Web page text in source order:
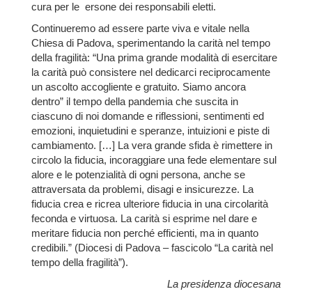
cura per le ersone dei responsabili eletti.
Continueremo ad essere parte viva e vitale nella
Chiesa di Padova, sperimentando la carità nel tempo
della fragilità: “Una prima grande modalità di esercitare
la carità può consistere nel dedicarci reciprocamente
un ascolto accogliente e gratuito. Siamo ancora
dentro” il tempo della pandemia che suscita in
ciascuno di noi domande e riflessioni, sentimenti ed
emozioni, inquietudini e speranze, intuizioni e piste di
cambiamento. […] La vera grande sfida è rimettere in
circolo la fiducia, incoraggiare una fede elementare sul
alore e le potenzialità di ogni persona, anche se
attraversata da problemi, disagi e insicurezze. La
fiducia crea e ricrea ulteriore fiducia in una circolarità
feconda e virtuosa. La carità si esprime nel dare e
meritare fiducia non perché efficienti, ma in quanto
credibili.” (Diocesi di Padova – fascicolo “La carità nel
tempo della fragilità”).
La presidenza diocesana